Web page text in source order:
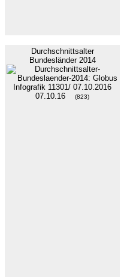
Durchschnittsalter
Bundesländer 2014
07.10.16 (823)